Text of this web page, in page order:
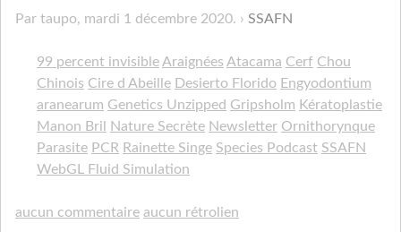
Par taupo, mardi 1 décembre 2020. SSAFN
99 percent invisible Araignées Atacama Cerf Chou
Chinois Cire d Abeille Desierto Florido Engyodontium
aranearum Genetics Unzipped Gripsholm Kératoplastie
Manon Bril Nature Secrète Newsletter Ornithorynque
Parasite PCR Rainette Singe Species Podcast SSAFN
WebGL Fluid Simulation
aucun commentaire aucun rétrolien